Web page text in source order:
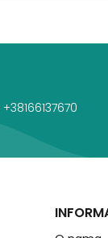
+38166137670